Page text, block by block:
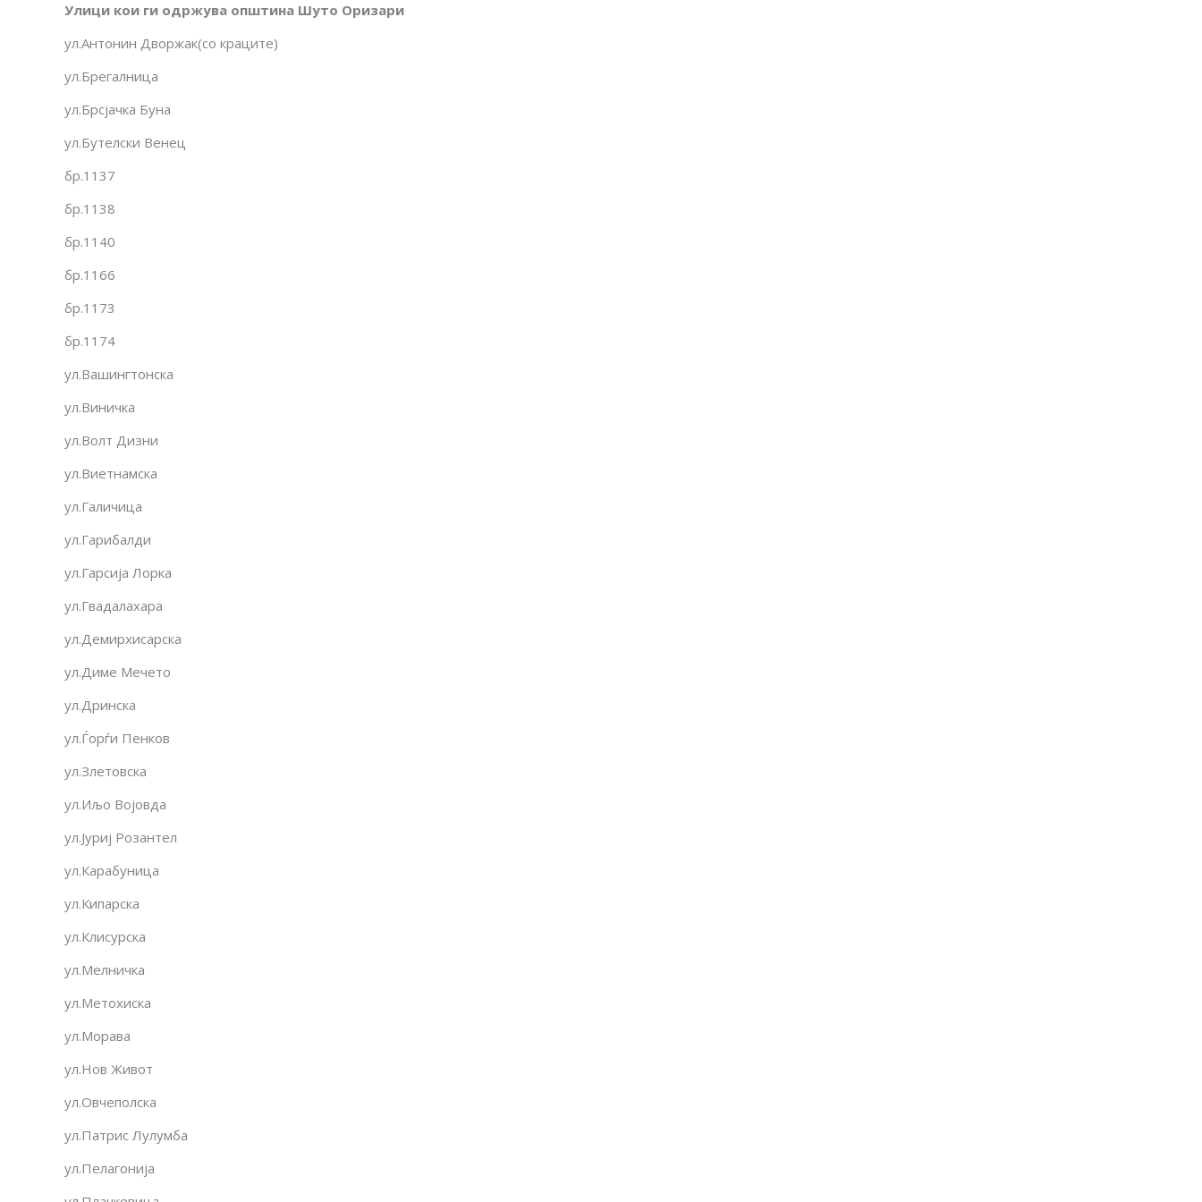
Улици кои ги одржува општина Шуто Оризари
ул.Антонин Дворжак(со краците)
ул.Брегалница
ул.Брсјачка Буна
ул.Бутелски Венец
бр.1137
бр.1138
бр.1140
бр.1166
бр.1173
бр.1174
ул.Вашингтонска
ул.Виничка
ул.Волт Дизни
ул.Виетнамска
ул.Галичица
ул.Гарибалди
ул.Гарсија Лорка
ул.Гвадалахара
ул.Демирхисарска
ул.Диме Мечето
ул.Дринска
ул.Ѓорѓи Пенков
ул.Злетовска
ул.Иљо Војовда
ул.Јуриј Розантел
ул.Карабуница
ул.Кипарска
ул.Клисурска
ул.Мелничка
ул.Метохиска
ул.Морава
ул.Нов Живот
ул.Овчеполска
ул.Патрис Лулумба
ул.Пелагонија